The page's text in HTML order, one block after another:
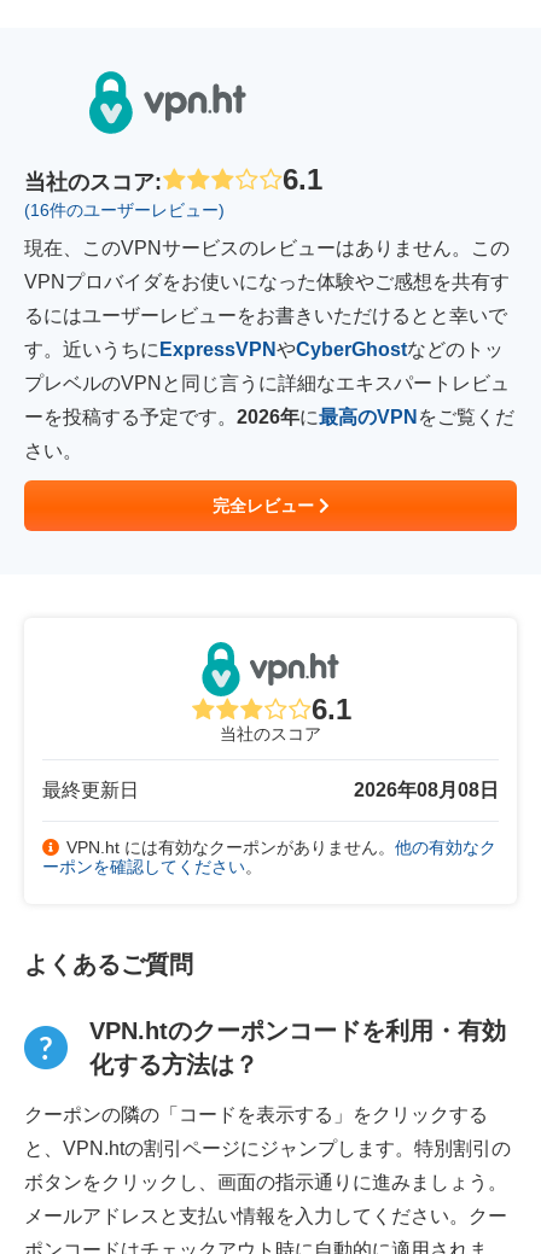
当社のスコア: 6.1
(16件のユーザーレビュー)
現在、このVPNサービスのレビューはありません。この
VPNプロバイダをお使いになった体験やご感想を共有す
るにはユーザーレビューをお書きいただけるとと幸いで
す。近いうちに ExpressVPNやCyberGhostなどのトッ
プレベルのVPNと同じ言うに詳細なエキスパートレビュ
ーを投稿する予定です。 2026年に最高のVPN をご覧くだ
さい。
完全レビュー
6.1
当社のスコア
最終更新日 2026年08月08日
VPN.ht には有効なクーポンがありません。 他の有効なク
ーポンを確認してください。
よくあるご質問
VPN.htのクーポンコードを利用・有効
化する方法は？
クーポンの隣の「コードを表示する」をクリックする
と、VPN.htの割引ページにジャンプします。特別割引の
ボタンをクリックし、画面の指示通りに進みましょう。
メールアドレスと支払い情報を入力してください。クー
ポンコードはチェックアウト時に自動的に適用されま